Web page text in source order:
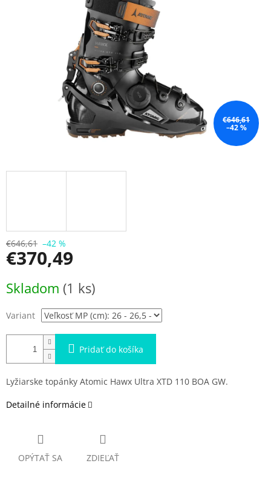
€646,61
–42 %
€646,61 –42 %
€370,49
cena:
Skladom (1 ks)
Variant
Pridať do košíka
Lyžiarske topánky Atomic Hawx Ultra XTD 110 BOA GW.
Detailné informácie
OPÝTAŤ SA ZDIEĽAŤ